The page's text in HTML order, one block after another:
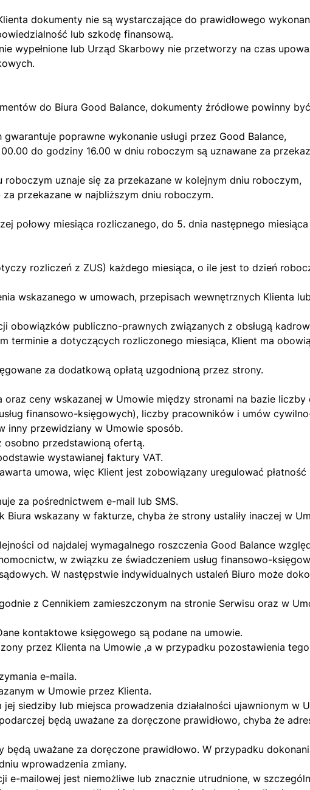
dokumenty nie są wystarczające do prawidłowego
lub szkodę finansową.
wypełnione lub Urząd Skarbowy nie przetworzy na czas
do Biura Good Balance, dokumenty źródłowe powinny
poprawne wykonanie usługi przez Good Balance,
do godziny 16.00 w dniu roboczym są uznawane za
uznaje się za przekazane w kolejnym dniu roboczym,
przekazane w najbliższym dniu roboczym.
połowy miesiąca rozliczanego, do 5. dnia następnego
rozliczeń z ZUS) każdego miesiąca, o ile jest to dzień
wskazanego w umowach, przepisach wewnętrznych Klienta
obowiązków publiczno-prawnych związanych z obsługą
a dotyczących rozliczonego miesiąca, Klient ma
za dodatkową opłatą uzgodnioną przez strony.
oraz ceny wskazanej w Umowie między stronami na bazie
finansowo-księgowych), liczby pracowników i umów
inny przewidziany w Umowie sposób.
osobno przedstawioną ofertą.
wystawianej faktury VAT.
umowa, więc Klient jest zobowiązany uregulować
za pośrednictwem e-mail lub SMS.
wskazany w fakturze, chyba że strony ustaliły inaczej w
od najdalej wymagalnego roszczenia Good Balance
w związku ze świadczeniem usług finansowo-
W następstwie indywidualnych ustaleń Biuro może
z Cennikiem zamieszczonym na stronie Serwisu oraz w
kontaktowe księgowego są podane na umowie.
przez Klienta na Umowie ,a w przypadku pozostawienia
e-maila.
w Umowie przez Klienta.
siedziby lub miejsca prowadzenia działalności ujawnionym w
będą uważane za doręczone prawidłowo, chyba że
uważane za doręczone prawidłowo. W przypadku
wprowadzenia zmiany.
mailowej jest niemożliwe lub znacznie utrudnione, w